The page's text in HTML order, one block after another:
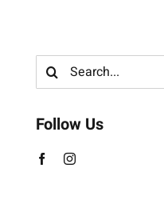
Search
for:
Follow Us